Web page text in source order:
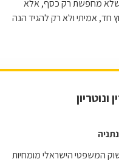
שלא מחפשת רק כסף, אלא
חד, אמיתי ולא רק להגיד הנה
:)
לשוק המשפטי הישראלי מומחיות